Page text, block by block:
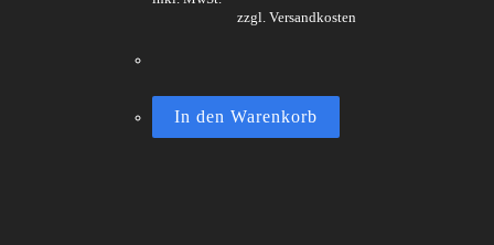
zzgl. Versandkosten
In den Warenkorb